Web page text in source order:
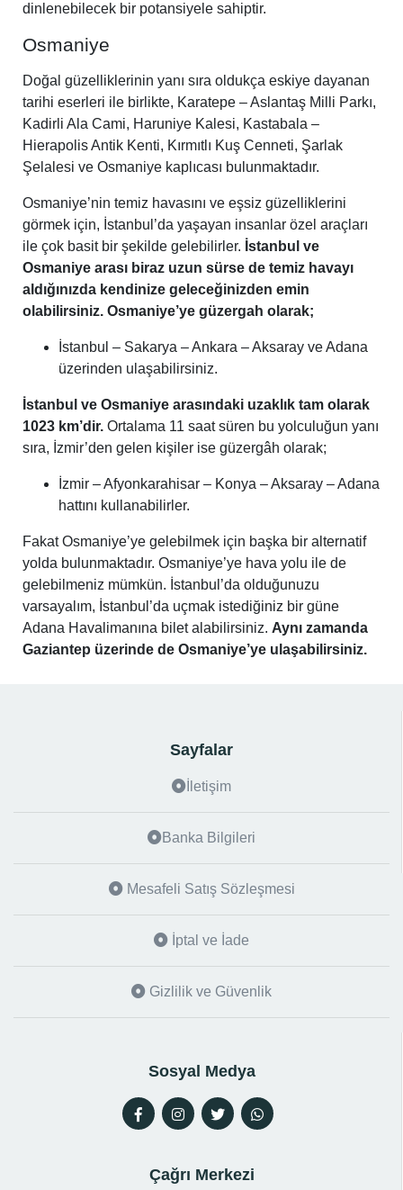
dinlenebilecek bir potansiyele sahiptir.
Osmaniye
Doğal güzelliklerinin yanı sıra oldukça eskiye dayanan
tarihi eserleri ile birlikte, Karatepe – Aslantaş Milli Parkı,
Kadirli Ala Cami, Haruniye Kalesi, Kastabala –
Hierapolis Antik Kenti, Kırmıtlı Kuş Cenneti, Şarlak
Şelalesi ve Osmaniye kaplıcası bulunmaktadır.
Osmaniye’nin temiz havasını ve eşsiz güzelliklerini
görmek için, İstanbul’da yaşayan insanlar özel araçları
ile çok basit bir şekilde gelebilirler. İstanbul ve
Osmaniye arası biraz uzun sürse de temiz havayı
aldığınızda kendinize geleceğinizden emin
olabilirsiniz. Osmaniye’ye güzergah olarak;
İstanbul – Sakarya – Ankara – Aksaray ve Adana
üzerinden ulaşabilirsiniz.
İstanbul ve Osmaniye arasındaki uzaklık tam olarak
1023 km’dir. Ortalama 11 saat süren bu yolculuğun yanı
sıra, İzmir’den gelen kişiler ise güzergâh olarak;
İzmir – Afyonkarahisar – Konya – Aksaray – Adana
hattını kullanabilirler.
Fakat Osmaniye’ye gelebilmek için başka bir alternatif
yolda bulunmaktadır. Osmaniye’ye hava yolu ile de
gelebilmeniz mümkün. İstanbul’da olduğunuzu
varsayalım, İstanbul’da uçmak istediğiniz bir güne
Adana Havalimanına bilet alabilirsiniz. Aynı zamanda
Gaziantep üzerinde de Osmaniye’ye ulaşabilirsiniz.
Sayfalar
İletişim
Banka Bilgileri
Mesafeli Satış Sözleşmesi
İptal ve İade
Gizlilik ve Güvenlik
Sosyal Medya
Çağrı Merkezi